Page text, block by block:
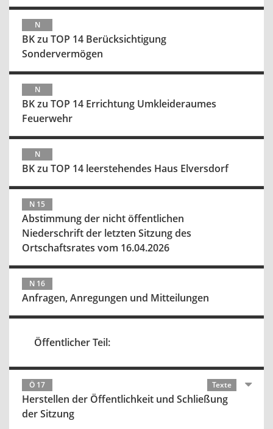
N
BK zu TOP 14 Berücksichtigung
Sondervermögen
N
BK zu TOP 14 Errichtung Umkleideraumes
Feuerwehr
N
BK zu TOP 14 leerstehendes Haus Elversdorf
N 15
Abstimmung der nicht öffentlichen
Niederschrift der letzten Sitzung des
Ortschaftsrates vom 16.04.2026
N 16
Anfragen, Anregungen und Mitteilungen
Öffentlicher Teil:
Ö 17 Texte
Herstellen der Öffentlichkeit und Schließung
der Sitzung